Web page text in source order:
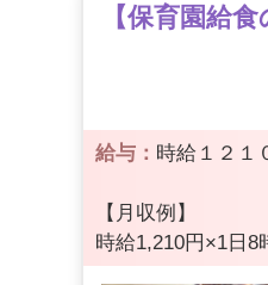
【保育園給
給与： 時給１２１
【月収例】
時給1,210円×1日8